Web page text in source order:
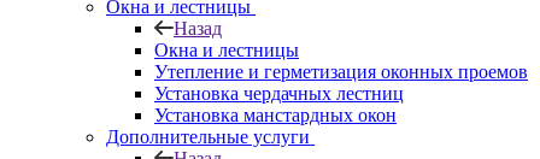
Окна и лестницы
Назад
Окна и лестницы
Утепление и герметизация оконных проемов
Установка чердачных лестниц
Установка манстардных окон
Дополнительные услуги